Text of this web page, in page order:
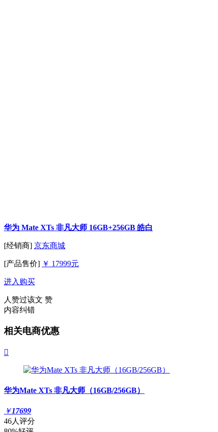
华为 Mate XTs 非凡大师 16GB+256GB 皓白
[经销商] 京东商城
[产品售价] ￥ 17999元
进入购买
人赞过该文 赞
内容纠错
相关电商优惠

华为Mate XTs 非凡大师（16GB/256GB）
￥17699
46人评分